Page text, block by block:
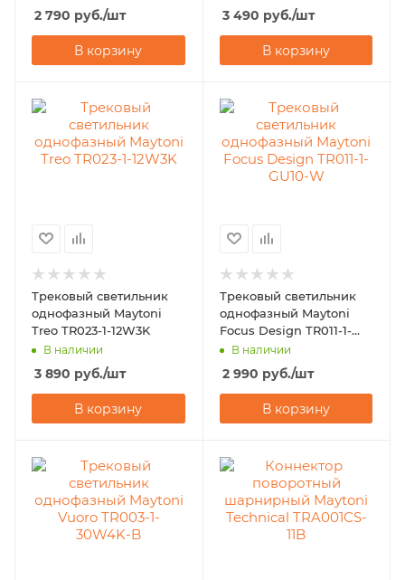
2 790 руб./шт
В корзину
3 490 руб./шт
В корзину
Трековый светильник
однофазный Maytoni
Treo TR023-1-12W3K
В наличии
3 890 руб./шт
В корзину
Трековый светильник
однофазный Maytoni
Focus Design TR011-1-
GU10-W
В наличии
2 990 руб./шт
В корзину